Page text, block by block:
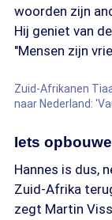
woorden zijn
Hij geniet van
"Mensen zijn
Zuid-Afrikanen
naar Nederland:
Iets
Hannes is dus,
Zuid-Afrika
zegt Martin